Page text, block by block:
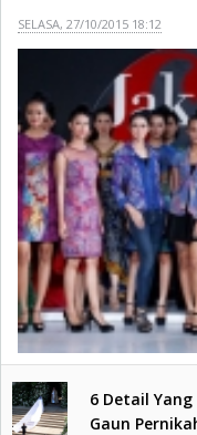
SELASA, 27/10/2015 18:12
6 Detail
Gaun